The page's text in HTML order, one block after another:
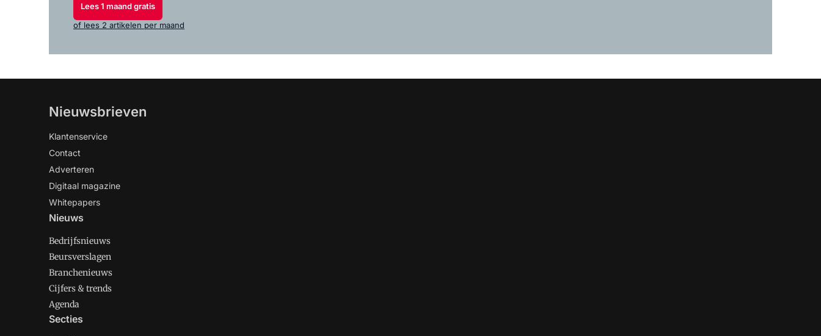
Lees 1 maand gratis
of lees 2 artikelen per maand
Nieuwsbrieven
Klantenservice
Contact
Adverteren
Digitaal magazine
Whitepapers
Nieuws
Bedrijfsnieuws
Beursverslagen
Branchenieuws
Cijfers & trends
Agenda
Secties